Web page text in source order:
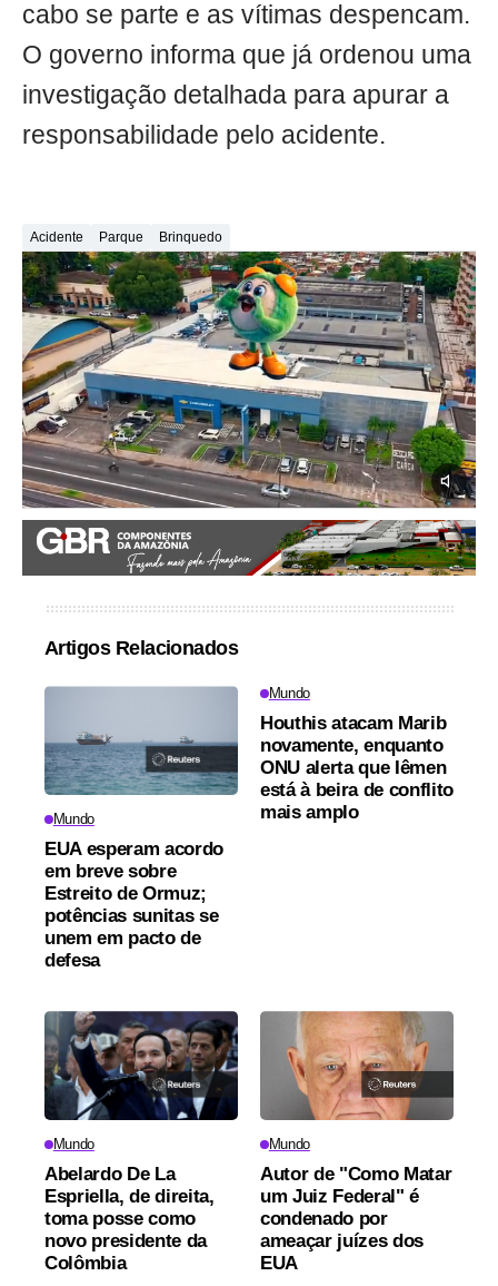
cabo se parte e as vítimas despencam.
O governo informa que já ordenou uma
investigação detalhada para apurar a
responsabilidade pelo acidente.
Acidente Parque Brinquedo
Artigos Relacionados
Mundo
EUA esperam acordo
em breve sobre
Estreito de Ormuz;
potências sunitas se
unem em pacto de
defesa
Mundo
Houthis atacam Marib
novamente, enquanto
ONU alerta que Iêmen
está à beira de conflito
mais amplo
Mundo
Abelardo De La
Espriella, de direita,
toma posse como
novo presidente da
Colômbia
Mundo
Autor de "Como Matar
um Juiz Federal" é
condenado por
ameaçar juízes dos
EUA